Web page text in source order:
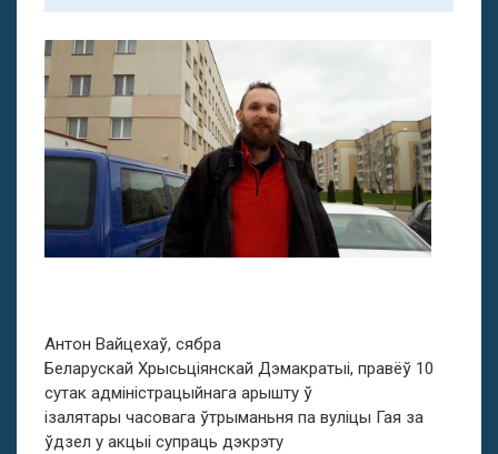
Антон Вайцехаў, сябра
Беларускай Хрысьціянскай Дэмакратыі, правёў 10
сутак адміністрацыйнага арышту ў
ізалятары часовага ўтрыманьня па вуліцы Гая за
ўдзел у акцыі супраць дэкрэту